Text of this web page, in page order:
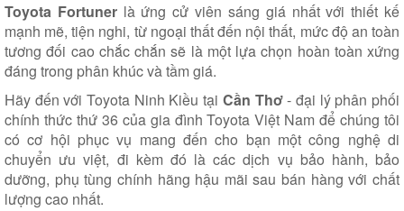
Toyota Fortunerlà ứng cử viên sáng giá nhất với thiết kế
mạnh mẽ, tiện nghi, từ ngoại thất đến nội thất, mức độ an toàn
tương đối cao chắc chắn sẽ là một lựa chọn hoàn toàn xứng
đáng trong phân khúc và tầm giá.
Hãy đến với Toyota Ninh Kiều tại Cần Thơ- đại lý phân phối
chính thức thứ 36 của gia đình Toyota Việt Nam để chúng tôi
có cơ hội phục vụ mang đến cho bạn một công nghệ di
chuyển ưu việt, đi kèm đó là các dịch vụ bảo hành, bảo
dưỡng, phụ tùng chính hãng hậu mãi sau bán hàng với chất
lượng cao nhất.